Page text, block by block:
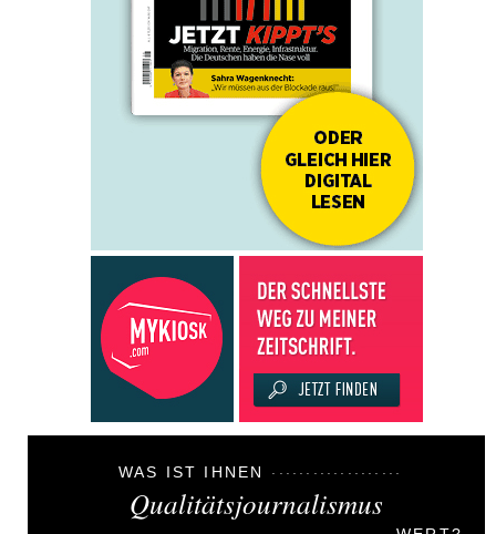
WAS IST IHNEN
Qualitätsjournalismus